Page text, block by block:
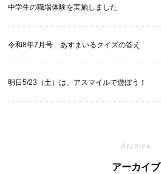
中学生の職場体験を実施しました
令和8年7月号 あすまいるクイズの答え
明日5/23（土）は、アスマイルで遊ぼう！
Archive
アーカイブ